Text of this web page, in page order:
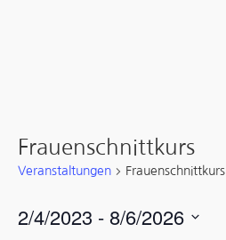
Frauenschnittkurs
Veranstaltungen Frauenschnittkurs
2/4/2023 - 8/6/2026